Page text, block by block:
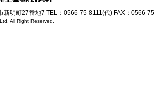
新明町27番地7 TEL：0566-75-8111(代) FAX：0566-
All Right Reserved.